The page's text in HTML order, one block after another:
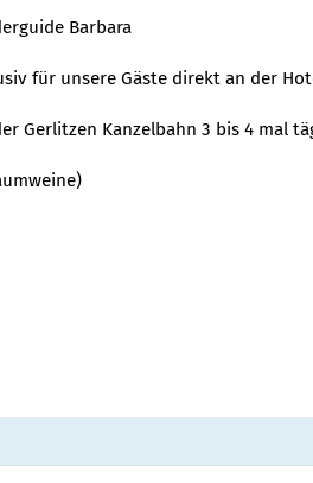
Barbara
für unsere Gäste direkt an der
Gerlitzen Kanzelbahn 3 bis 4 mal